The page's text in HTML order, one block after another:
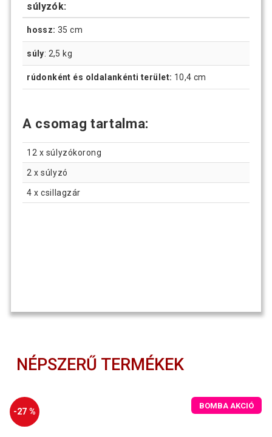
súlyzók:
hossz: 35 cm
súly: 2,5 kg
rúdonként és oldalankénti terület: 10,4 cm
A csomag tartalma:
12 x súlyzókorong
2 x súlyzó
4 x csillagzár
NÉPSZERŰ TERMÉKEK
-27 %
BOMBA AKCIÓ